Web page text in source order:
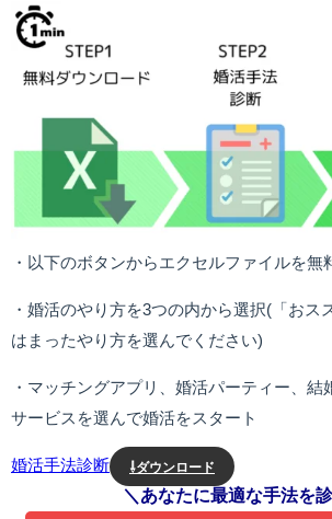
・以下のボタンからエクセルファイルを無
・婚活のやり方を3つの内から選択(「おス
はまったやり方を選んでください)
・マッチングアプリ、婚活パーティー、結
サービスを選んで婚活をスタート
婚活手法診断
⇩ダウンロード
＼あなたに最適な手法を